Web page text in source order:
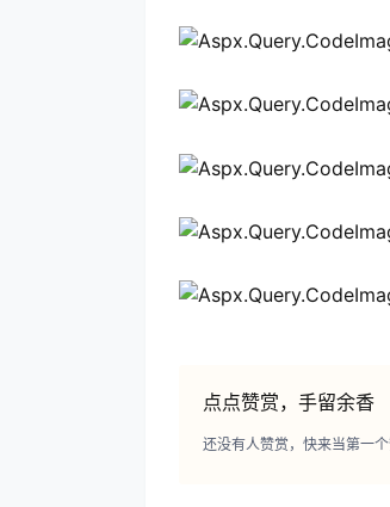
点点赞赏，手留余香
还没有人赞赏，快来当第一个